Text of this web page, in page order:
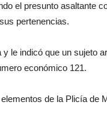
el presunto asaltante
pertenencias.
le indicó que un sujeto
económico 121.
de la Plicía de